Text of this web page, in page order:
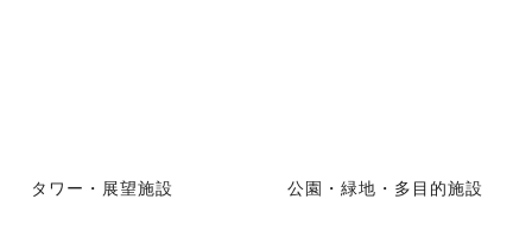
タワー・展望施設 公園・緑地・多目的施設